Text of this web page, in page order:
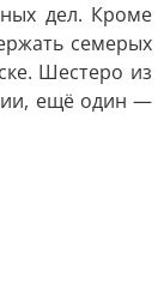
дел. Кроме
семерых
Шестеро из
ещё один —